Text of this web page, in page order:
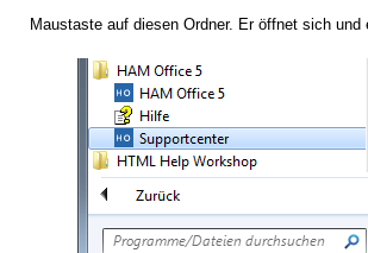
Maustaste auf diesen Ordner. Er öffnet sich